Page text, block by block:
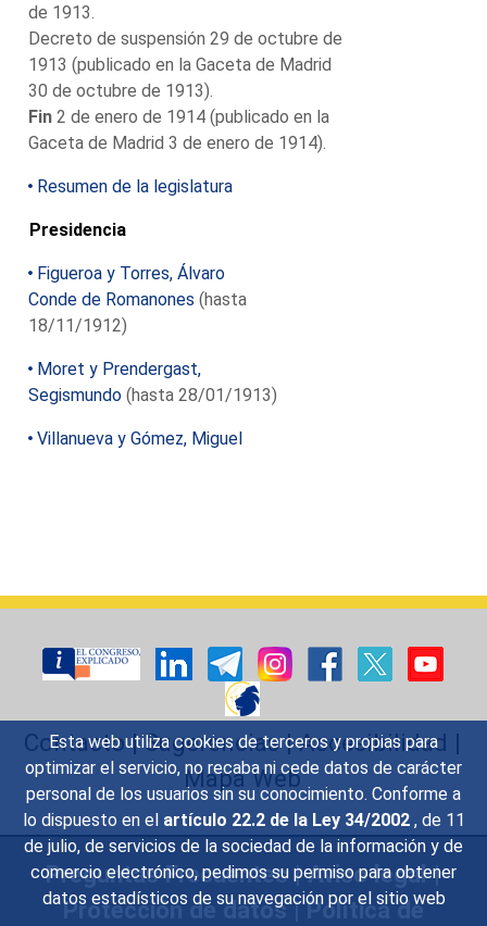
Esta web utiliza cookies de terceros y propias para
optimizar el servicio, no recaba ni cede datos de carácter
personal de los usuarios sin su conocimiento. Conforme a
lo dispuesto en el artículo 22.2 de la Ley 34/2002 , de 11
de julio, de servicios de la sociedad de la información y de
comercio electrónico, pedimos su permiso para obtener
datos estadísticos de su navegación por el sitio web
de 1913.
Decreto de suspensión 29 de octubre de
1913 (publicado en la Gaceta de Madrid
30 de octubre de 1913).
Fin 2 de enero de 1914 (publicado en la
Gaceta de Madrid 3 de enero de 1914).
Resumen de la legislatura
Presidencia
Figueroa y Torres, Álvaro
Conde de Romanones (hasta
18/11/1912)
Moret y Prendergast,
Segismundo (hasta 28/01/1913)
Villanueva y Gómez, Miguel
Contacto|Sugerencias|Accesibilidad |
Mapa Web
Preguntas Frecuentes|Aviso legal|
Protección de datos|Política de